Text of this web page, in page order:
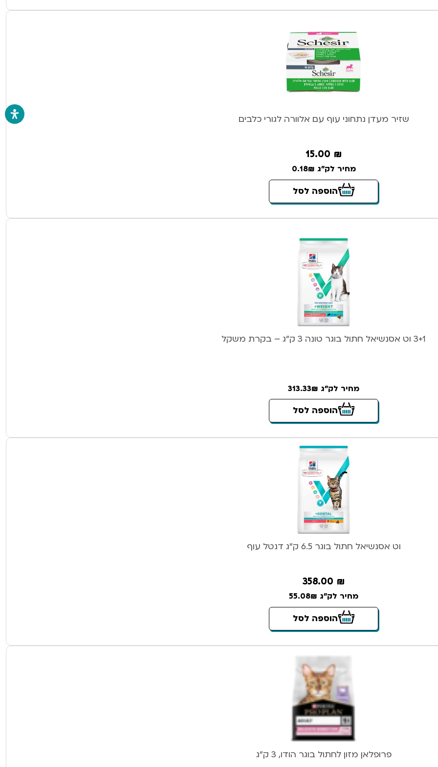
שזיר מעדן נתחוני עוף עם אלוורה לגורי כלבים
15.00 ₪
מחיר לק"ג 0.18₪
הוספה לסל
3+1 וט אסנשיאל חתול בוגר טונה 3 ק”ג – בקרת משקל
מחיר לק"ג 313.33₪
הוספה לסל
וט אסנשיאל חתול בוגר 6.5 ק”ג דנטל עוף
358.00 ₪
מחיר לק"ג 55.08₪
הוספה לסל
פרופלאן מזון לחתול בוגר הודו, 3 ק”ג